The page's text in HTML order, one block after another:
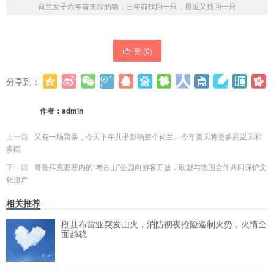
荷兰女子六年前失踪的猫，三年前找回一只，最近又找回一只
赞 (0)
分享到：
作者： admin
上一篇
又有一场雷暴，今天下午几乎影响整个荷兰…今年夏天将更多高温天和
多雨
下一篇
哥鲁拜克要塞内的“考古山”公园向游客开放，欧盟与德国合作共同保护文
化遗产
相关推荐
橙县布雷亚突发山火，消防彻夜抢险遏制火势，火情全
面趋稳